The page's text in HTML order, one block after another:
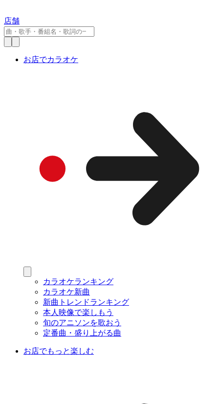
店舗
お店でカラオケ
カラオケランキング
カラオケ新曲
新曲トレンドランキング
本人映像で楽しもう
旬のアニソンを歌おう
定番曲・盛り上がる曲
お店でもっと楽しむ